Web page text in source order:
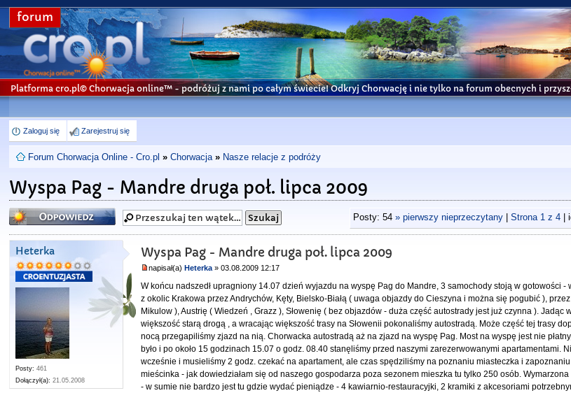
forum
Platforma cro.pl© Chorwacja online™ - podróżuj z nami po całym świecie! Odkryj Chorwację i nie tylko na forum obecnych i
Zaloguj się Zarejestruj się
Forum Chorwacja Online - Cro.pl » Chorwacja » Nasze relacje z podróży
Wyspa Pag - Mandre druga poł. lipca 2009
Odpowiedz Posty: 54 » pierwszy nieprzeczytany| Strona 1z 4|
Heterka
Posty: 461
Dołączył(a): 21.05.2008
Wyspa Pag - Mandre druga poł. lipca 2009
napisał(a)Heterka » 03.08.2009 12:17
W końcu nadszedł upragniony 14.07 dzień wyjazdu na wyspę Pag do Mandre, 3 samochody stoją w gotowości -
z okolic Krakowa przez Andrychów, Kęty, Bielsko-Białą ( uwaga objazdy do Cieszyna i można się pogubić ),
Mikulow ), Austrię ( Wiedzeń , Grazz ), Słowenię ( bez objazdów - duża część autostrady jest już czynna ). Jadąc
większość starą drogą , a wracając większość trasy na Słowenii pokonaliśmy autostradą. Może część tej trasy
nocą przegapiliśmy zjazd na nią. Chorwacka autostradą aż na zjazd na wyspę Pag. Most na wyspę jest nie
było i po około 15 godzinach 15.07 o godz. 08.40 stanęliśmy przed naszymi zarezerwowanymi apartamentami.
wcześnie i musieliśmy 2 godz. czekać na apartament, ale czas spędziliśmy na poznaniu miasteczka i
mieścinka - jak dowiedziałam się od naszego gospodarza poza sezonem mieszka tu tylko 250 osób.
- w sumie nie bardzo jest tu gdzie wydać pieniądze - 4 kawiarnio-restauracyjki, 2 kramiki z akcesoriami